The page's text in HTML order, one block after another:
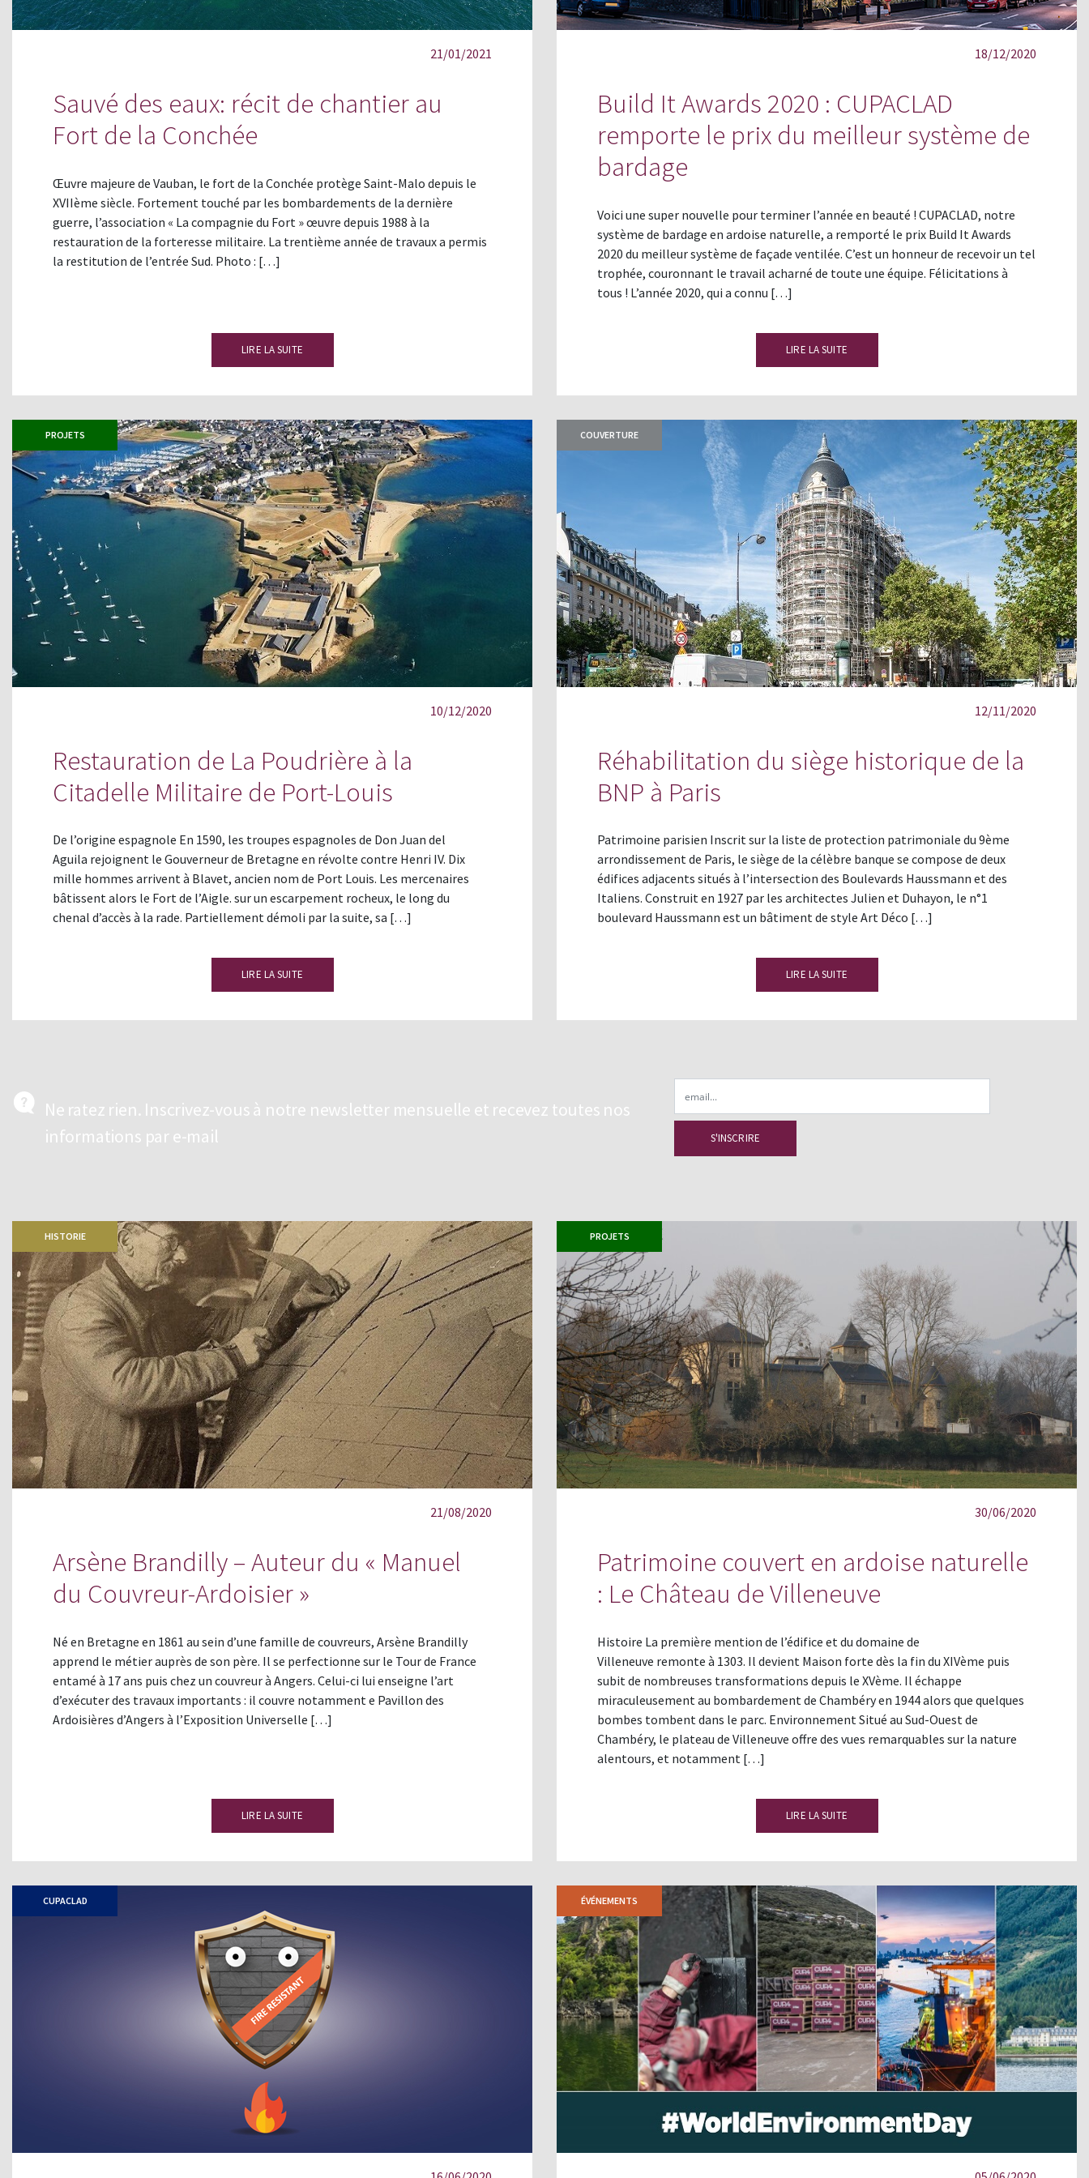
21/01/2021
Sauvé des eaux: récit de chantier au
Fort de la Conchée
Œuvre majeure de Vauban, le fort de la Conchée protège Saint-Malo depuis le
XVIIème siècle. Fortement touché par les bombardements de la dernière
guerre, l’association « La compagnie du Fort » œuvre depuis 1988 à la
restauration de la forteresse militaire. La trentième année de travaux a permis
la restitution de l’entrée Sud. Photo : […]
LIRE LA SUITE
18/12/2020
Build It Awards 2020 : CUPACLAD
remporte le prix du meilleur système de
bardage
Voici une super nouvelle pour terminer l’année en beauté ! CUPACLAD, notre
système de bardage en ardoise naturelle, a remporté le prix Build It Awards
2020 du meilleur système de façade ventilée. C’est un honneur de recevoir un tel
trophée, couronnant le travail acharné de toute une équipe. Félicitations à
tous ! L’année 2020, qui a connu […]
LIRE LA SUITE
PROJETS
10/12/2020
Restauration de La Poudrière à la
Citadelle Militaire de Port-Louis
De l’origine espagnole En 1590, les troupes espagnoles de Don Juan del
Aguila rejoignent le Gouverneur de Bretagne en révolte contre Henri IV. Dix
mille hommes arrivent à Blavet, ancien nom de Port Louis. Les mercenaires
bâtissent alors le Fort de l’Aigle. sur un escarpement rocheux, le long du
chenal d’accès à la rade. Partiellement démoli par la suite, sa […]
LIRE LA SUITE
COUVERTURE
12/11/2020
Réhabilitation du siège historique de la
BNP à Paris
Patrimoine parisien Inscrit sur la liste de protection patrimoniale du 9ème
arrondissement de Paris, le siège de la célèbre banque se compose de deux
édifices adjacents situés à l’intersection des Boulevards Haussmann et des
Italiens. Construit en 1927 par les architectes Julien et Duhayon, le n°1
boulevard Haussmann est un bâtiment de style Art Déco […]
LIRE LA SUITE
Ne ratez rien. Inscrivez-vous à notre newsletter mensuelle et recevez toutes nos
informations par e-mail
HISTORIE
21/08/2020
Arsène Brandilly – Auteur du « Manuel
du Couvreur-Ardoisier »
Né en Bretagne en 1861 au sein d’une famille de couvreurs, Arsène Brandilly
apprend le métier auprès de son père. Il se perfectionne sur le Tour de France
entamé à 17 ans puis chez un couvreur à Angers. Celui-ci lui enseigne l’art
d’exécuter des travaux importants : il couvre notamment e Pavillon des
Ardoisières d’Angers à l’Exposition Universelle […]
LIRE LA SUITE
PROJETS
30/06/2020
Patrimoine couvert en ardoise naturelle
: Le Château de Villeneuve
Histoire La première mention de l’édifice et du domaine de
Villeneuve remonte à 1303. Il devient Maison forte dès la fin du XIVème puis
subit de nombreuses transformations depuis le XVème. Il échappe
miraculeusement au bombardement de Chambéry en 1944 alors que quelques
bombes tombent dans le parc. Environnement Situé au Sud-Ouest de
Chambéry, le plateau de Villeneuve offre des vues remarquables sur la nature
alentours, et notamment […]
LIRE LA SUITE
CUPACLAD ÉVÉNEMENTS